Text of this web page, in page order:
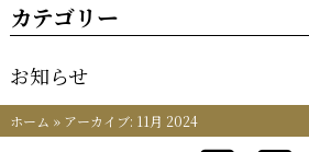
カテゴリー
お知らせ
ホーム » アーカイブ: 11月 2024